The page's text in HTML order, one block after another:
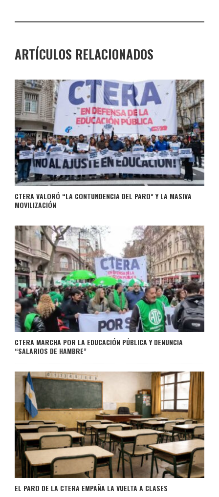
ARTÍCULOS RELACIONADOS
CTERA VALORÓ “LA CONTUNDENCIA DEL PARO” Y LA MASIVA
MOVILIZACIÓN
CTERA MARCHA POR LA EDUCACIÓN PÚBLICA Y DENUNCIA
“SALARIOS DE HAMBRE”
EL PARO DE LA CTERA EMPAÑA LA VUELTA A CLASES